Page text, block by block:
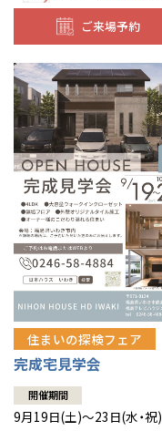
ご来場予約
住まいの探検フェア
完成宅見学会
開催期間
9月19日(土)～23日(水・祝)